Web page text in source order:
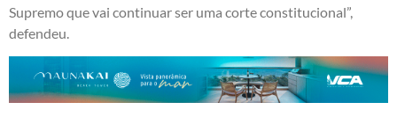
Supremo que vai continuar ser uma corte constitucional”,
defendeu.